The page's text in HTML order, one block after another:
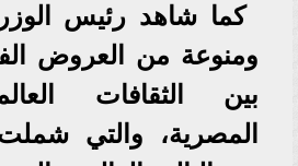
كما شاهد رئيس
ومنوعة من العروض
بين الثقافات
المصرية، والتي